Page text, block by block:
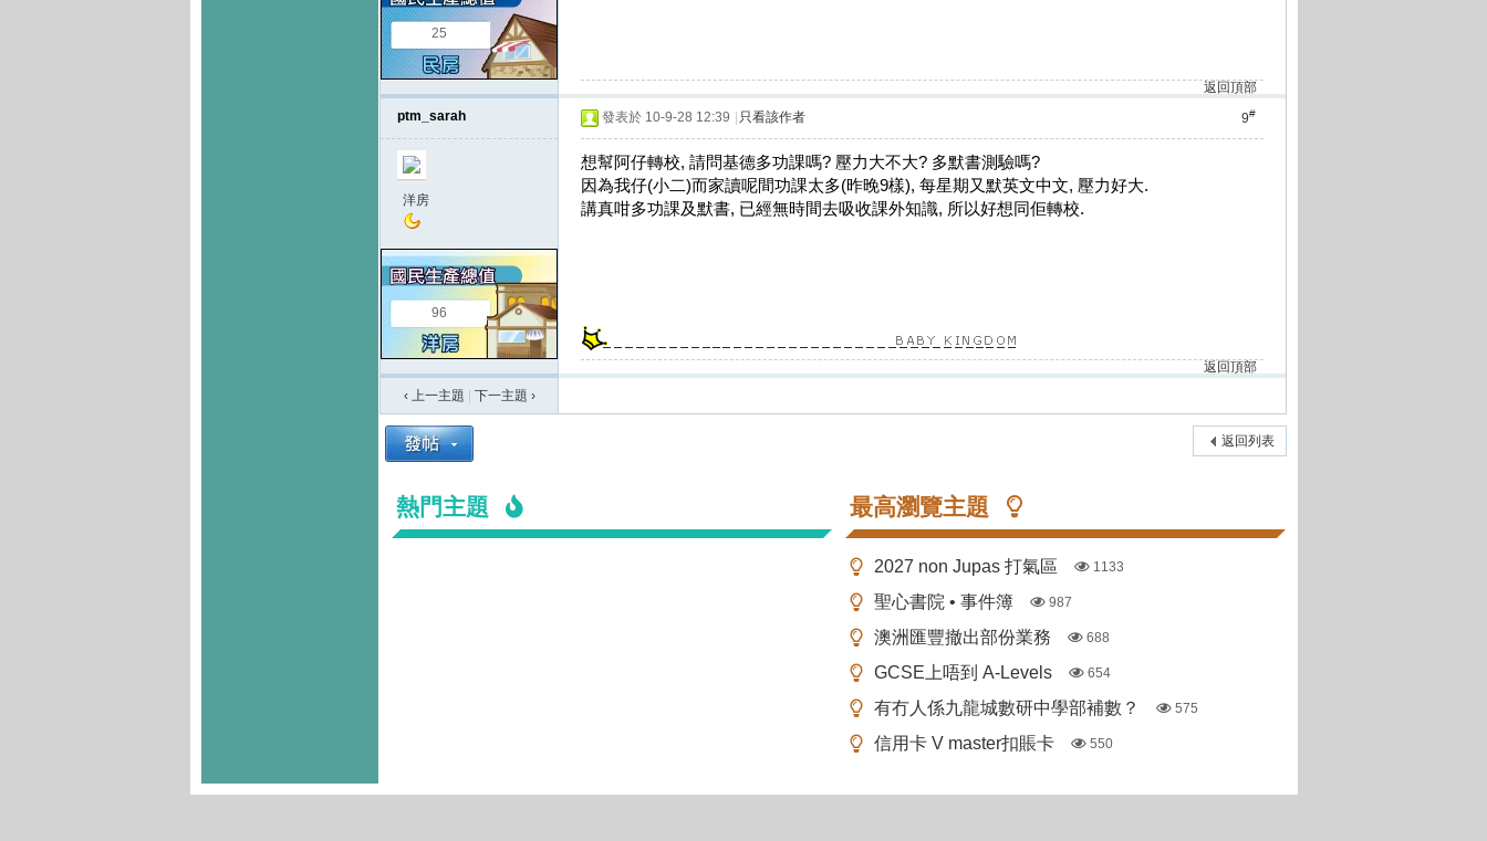
25
返回頂部
ptm_sarah
洋房
96
9#
發表於 10-9-28 12:39 只看該作者
想幫阿仔轉校, 請問基德多功課嗎? 壓力大不大? 多默書測驗嗎?
因為我仔(小二)而家讀呢間功課太多(昨晚9樣), 每星期又默英文中文, 壓力好大.
講真咁多功課及默書, 已經無時間去吸收課外知識, 所以好想同佢轉校.
返回頂部
‹ 上一主題
下一主題 ›
返回列表
熱門主題 最高瀏覽主題
2027 non Jupas 打氣區 1133
聖心書院 • 事件簿 987
澳洲匯豐撤出部份業務 688
GCSE上唔到 A-Levels 654
有冇人係九龍城數研中學部補數？ 575
信用卡 V master扣賬卡 550